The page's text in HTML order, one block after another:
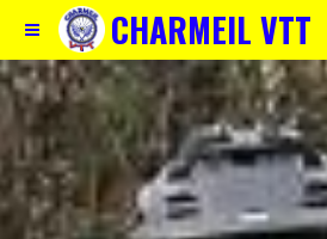
CHARMEIL VTT